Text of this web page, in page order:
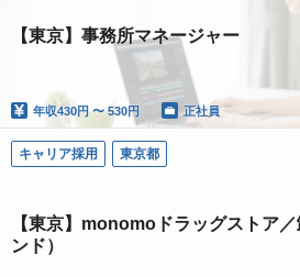
【東京】事務所マネージャー
年収430円 〜 530円 正社員
キャリア採用 東京都
【東京】monomoドラッグストア
ンド）